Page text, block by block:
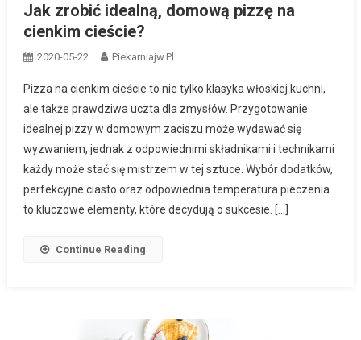
Jak zrobić idealną, domową pizzę na
cienkim cieście?
2020-05-22 Piekarniajw.pl
Pizza na cienkim cieście to nie tylko klasyka włoskiej kuchni,
ale także prawdziwa uczta dla zmysłów. Przygotowanie
idealnej pizzy w domowym zaciszu może wydawać się
wyzwaniem, jednak z odpowiednimi składnikami i technikami
każdy może stać się mistrzem w tej sztuce. Wybór dodatków,
perfekcyjne ciasto oraz odpowiednia temperatura pieczenia
to kluczowe elementy, które decydują o sukcesie. […]
Continue Reading